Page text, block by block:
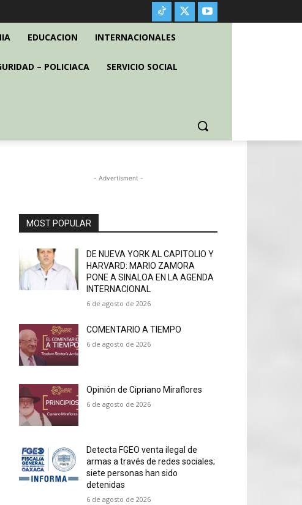
EDUCACION INTERNACIONALES
– POLICIACA SERVICIO SOCIAL
- Advertisment -
MOST POPULAR
DE NUEVA YORK AL CAPITOLIO Y
HARVARD: MARIO ZAMORA
PONE A SINALOA EN LA AGENDA
INTERNACIONAL
6 de agosto de 2026
COMENTARIO A TIEMPO
6 de agosto de 2026
Opinión de Cipriano Miraflores
6 de agosto de 2026
Detecta FGEO venta ilegal de
armas a través de redes sociales;
siete personas han sido
detenidas
6 de agosto de 2026